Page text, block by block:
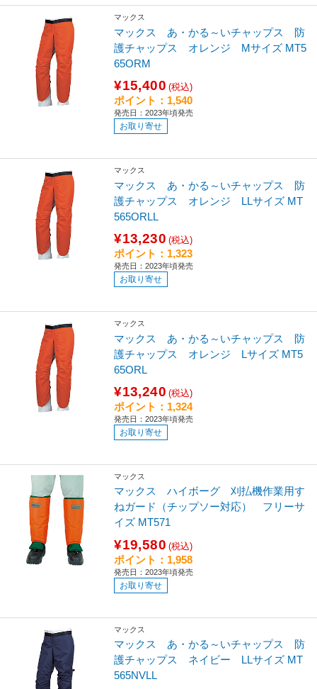
マックス
マックス あ・かる～いチャップス 防
護チャップス オレンジ Mサイズ MT5
65ORM
¥15,400 (税込)
ポイント：1,540
発売日：2023年頃発売
お取り寄せ
マックス
マックス あ・かる～いチャップス 防
護チャップス オレンジ LLサイズ MT
565ORLL
¥13,230 (税込)
ポイント：1,323
発売日：2023年頃発売
お取り寄せ
マックス
マックス あ・かる～いチャップス 防
護チャップス オレンジ Lサイズ MT5
65ORL
¥13,240 (税込)
ポイント：1,324
発売日：2023年頃発売
お取り寄せ
マックス
マックス ハイボーグ 刈払機作業用す
ねガード（チップソー対応） フリーサ
イズ MT571
¥19,580 (税込)
ポイント：1,958
発売日：2023年頃発売
お取り寄せ
マックス
マックス あ・かる～いチャップス 防
護チャップス ネイビー LLサイズ MT
565NVLL